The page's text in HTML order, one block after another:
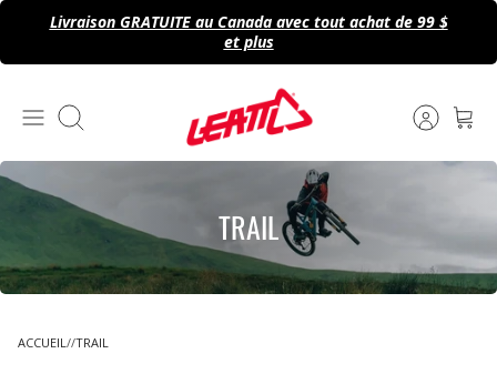
Passer
contenu
Livraison GRATUITE au Canada avec tout achat de 99 $
et plus
Recherche
TRAIL
ACCUEIL TRAIL